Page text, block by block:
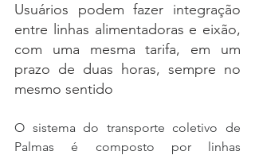
Usuários podem fazer integração
entre linhas alimentadoras e eixão,
com uma mesma tarifa, em um
prazo de duas horas, sempre no
mesmo sentido
O sistema do transporte coletivo de
Palmas é composto por linhas